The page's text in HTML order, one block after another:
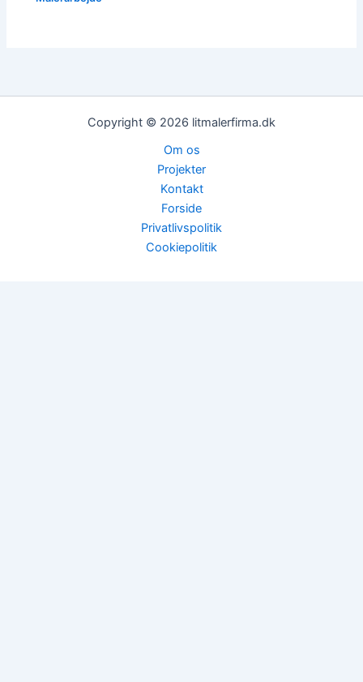
Copyright © 2026 litmalerfirma.dk
Om os
Projekter
Kontakt
Forside
Privatlivspolitik
Cookiepolitik